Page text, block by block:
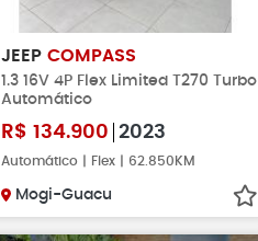
JEEP COMPASS
1.3 16V 4P Flex Limited T270 Turbo
Automático
R$ 134.900 2023
Automático | Flex | 62.850KM
Mogi-Guacu